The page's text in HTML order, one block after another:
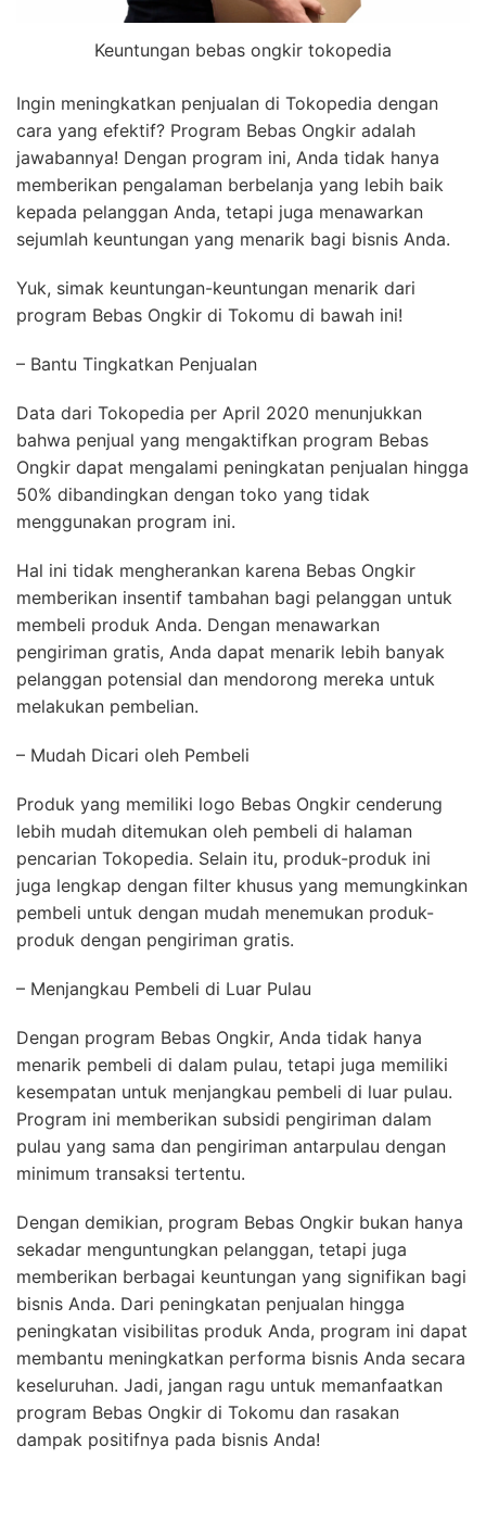
Keuntungan bebas ongkir tokopedia
Ingin meningkatkan penjualan di Tokopedia dengan
cara yang efektif? Program Bebas Ongkir adalah
jawabannya! Dengan program ini, Anda tidak hanya
memberikan pengalaman berbelanja yang lebih baik
kepada pelanggan Anda, tetapi juga menawarkan
sejumlah keuntungan yang menarik bagi bisnis Anda.
Yuk, simak keuntungan-keuntungan menarik dari
program Bebas Ongkir di Tokomu di bawah ini!
– Bantu Tingkatkan Penjualan
Data dari Tokopedia per April 2020 menunjukkan
bahwa penjual yang mengaktifkan program Bebas
Ongkir dapat mengalami peningkatan penjualan hingga
50% dibandingkan dengan toko yang tidak
menggunakan program ini.
Hal ini tidak mengherankan karena Bebas Ongkir
memberikan insentif tambahan bagi pelanggan untuk
membeli produk Anda. Dengan menawarkan
pengiriman gratis, Anda dapat menarik lebih banyak
pelanggan potensial dan mendorong mereka untuk
melakukan pembelian.
– Mudah Dicari oleh Pembeli
Produk yang memiliki logo Bebas Ongkir cenderung
lebih mudah ditemukan oleh pembeli di halaman
pencarian Tokopedia. Selain itu, produk-produk ini
juga lengkap dengan filter khusus yang memungkinkan
pembeli untuk dengan mudah menemukan produk-
produk dengan pengiriman gratis.
– Menjangkau Pembeli di Luar Pulau
Dengan program Bebas Ongkir, Anda tidak hanya
menarik pembeli di dalam pulau, tetapi juga memiliki
kesempatan untuk menjangkau pembeli di luar pulau.
Program ini memberikan subsidi pengiriman dalam
pulau yang sama dan pengiriman antarpulau dengan
minimum transaksi tertentu.
Dengan demikian, program Bebas Ongkir bukan hanya
sekadar menguntungkan pelanggan, tetapi juga
memberikan berbagai keuntungan yang signifikan bagi
bisnis Anda. Dari peningkatan penjualan hingga
peningkatan visibilitas produk Anda, program ini dapat
membantu meningkatkan performa bisnis Anda secara
keseluruhan. Jadi, jangan ragu untuk memanfaatkan
program Bebas Ongkir di Tokomu dan rasakan
dampak positifnya pada bisnis Anda!